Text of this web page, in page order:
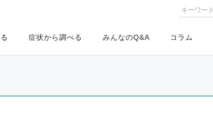
症状から調べる みんなのQ&A コラム